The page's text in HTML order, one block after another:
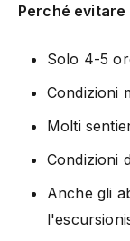
Perché
Solo 4-5
Condizioni
Molti
Condizioni
Anche gli